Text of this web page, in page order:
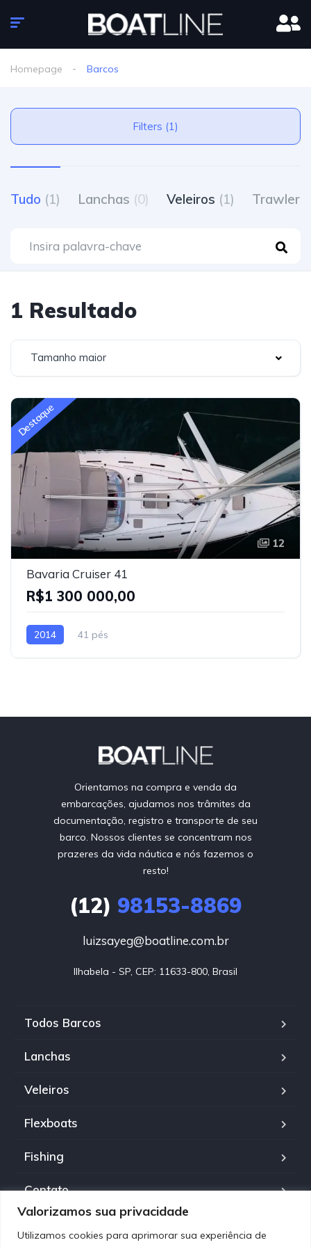
Valorizamos sua privacidade
Utilizamos cookies para aprimorar sua experiência de
Homepage Barcos
Filters (1)
Tudo (1) Lanchas (0) Veleiros (1) Trawlers
1 Resultado
Tamanho maior
Destaque
12
Bavaria Cruiser 41
R$1 300 000,00
2014 41 pés
Orientamos na compra e venda da
embarcações, ajudamos nos trâmites da
documentação, registro e transporte de seu
barco. Nossos clientes se concentram nos
prazeres da vida náutica e nós fazemos o
resto!
(12) 98153-8869
luizsayeg@boatline.com.br
Ilhabela - SP, CEP: 11633-800, Brasil
Todos Barcos
Lanchas
Veleiros
Flexboats
Fishing
Contato
Política de Privacidade